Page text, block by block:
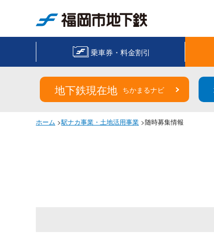
乗車券・料金割引
地下鉄現在地 ちかまるナビ
ホーム >駅ナカ事業・土地活用事業 >随時募集情報